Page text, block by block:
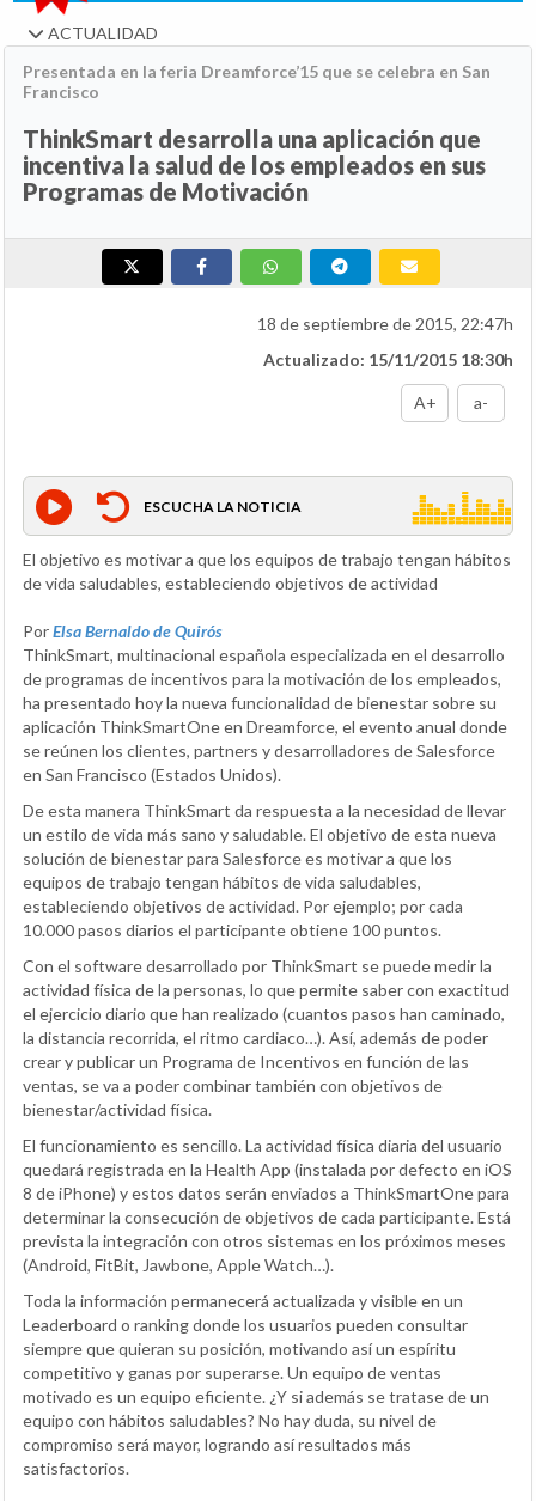
ACTUALIDAD
Presentada en la feria Dreamforce’15 que se celebra en San
Francisco
ThinkSmart desarrolla una aplicación que
incentiva la salud de los empleados en sus
Programas de Motivación
18 de septiembre de 2015, 22:47h
Actualizado: 15/11/2015 18:30h
A+ a-
ESCUCHA LA NOTICIA
El objetivo es motivar a que los equipos de trabajo tengan hábitos
de vida saludables, estableciendo objetivos de actividad
PorElsa Bernaldo de Quirós
ThinkSmart, multinacional española especializada en el desarrollo
de programas de incentivos para la motivación de los empleados,
ha presentado hoy la nueva funcionalidad de bienestar sobre su
aplicación ThinkSmartOne en Dreamforce, el evento anual donde
se reúnen los clientes, partners y desarrolladores de Salesforce
en San Francisco (Estados Unidos).
De esta manera ThinkSmart da respuesta a la necesidad de llevar
un estilo de vida más sano y saludable. El objetivo de esta nueva
solución de bienestar para Salesforce es motivar a que los
equipos de trabajo tengan hábitos de vida saludables,
estableciendo objetivos de actividad. Por ejemplo; por cada
10.000 pasos diarios el participante obtiene 100 puntos.
Con el software desarrollado por ThinkSmart se puede medir la
actividad física de la personas, lo que permite saber con exactitud
el ejercicio diario que han realizado (cuantos pasos han caminado,
la distancia recorrida, el ritmo cardiaco…). Así, además de poder
crear y publicar un Programa de Incentivos en función de las
ventas, se va a poder combinar también con objetivos de
bienestar/actividad física.
El funcionamiento es sencillo. La actividad física diaria del usuario
quedará registrada en la Health App (instalada por defecto en iOS
8 de iPhone) y estos datos serán enviados a ThinkSmartOne para
determinar la consecución de objetivos de cada participante. Está
prevista la integración con otros sistemas en los próximos meses
(Android, FitBit, Jawbone, Apple Watch…).
Toda la información permanecerá actualizada y visible en un
Leaderboard o ranking donde los usuarios pueden consultar
siempre que quieran su posición, motivando así un espíritu
competitivo y ganas por superarse. Un equipo de ventas
motivado es un equipo eficiente. ¿Y si además se tratase de un
equipo con hábitos saludables? No hay duda, su nivel de
compromiso será mayor, logrando así resultados más
satisfactorios.